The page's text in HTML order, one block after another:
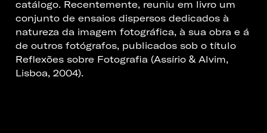
catálogo. Recentemente, reuniu em livro um
conjunto de ensaios dispersos dedicados à
natureza da imagem fotográfica, à sua obra e á
de outros fotógrafos, publicados sob o título
Reflexões sobre Fotografia (Assírio & Alvim,
Lisboa, 2004).